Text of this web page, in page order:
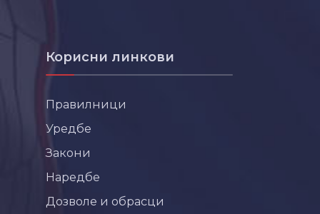
Корисни линкови
Правилници
Уредбе
Закони
Наредбе
Дозволе и обрасци